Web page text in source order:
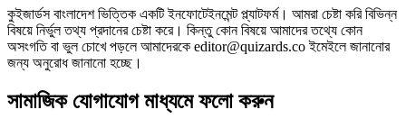
কুইজার্ডস বাংলাদেশ ভিত্তিক একটি ইনফোটেইনমেন্ট প্ল্যাটফর্ম। আমরা চেষ্টা করি বিভিন্ন
বিষয়ে নির্ভুল তথ্য প্রদানের চেষ্টা করে। কিন্তু কোন বিষয়ে আমাদের তথ্যে কোন
অসংগতি বা ভুল চোখে পড়লে আমাদেরকে editor@quizards.co ইমেইলে জানানোর
জন্য অনুরোধ জানানো হচ্ছে।
সামাজিক যোগাযোগ মাধ্যমে ফলো করুন